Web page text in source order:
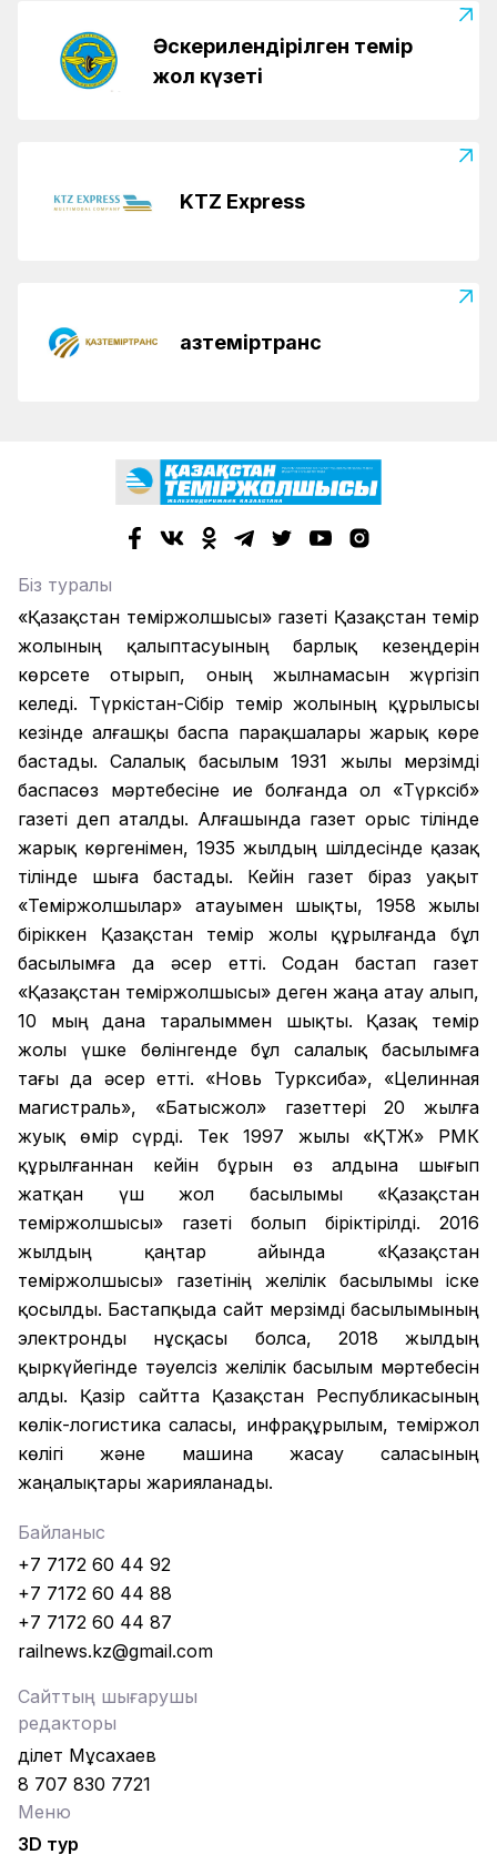
Әскерилендірілген темір
жол күзеті
KTZ Express
Қазтеміртранс
Біз туралы
«Қазақстан теміржолшысы» газеті Қазақстан темір
жолының қалыптасуының барлық кезеңдерін
көрсете отырып, оның жылнамасын жүргізіп
келеді. Түркістан-Сібір темір жолының құрылысы
кезінде алғашқы баспа парақшалары жарық көре
бастады. Салалық басылым 1931 жылы мерзімді
баспасөз мәртебесіне ие болғанда ол «Түрксіб»
газеті деп аталды. Алғашында газет орыс тілінде
жарық көргенімен, 1935 жылдың шілдесінде қазақ
тілінде шыға бастады. Кейін газет біраз уақыт
«Теміржолшылар» атауымен шықты, 1958 жылы
біріккен Қазақстан темір жолы құрылғанда бұл
басылымға да әсер етті. Содан бастап газет
«Қазақстан теміржолшысы» деген жаңа атау алып,
10 мың дана таралыммен шықты. Қазақ темір
жолы үшке бөлінгенде бұл салалық басылымға
тағы да әсер етті. «Новь Турксиба», «Целинная
магистраль», «Батысжол» газеттері 20 жылға
жуық өмір сүрді. Тек 1997 жылы «ҚТЖ» РМК
құрылғаннан кейін бұрын өз алдына шығып
жатқан үш жол басылымы «Қазақстан
теміржолшысы» газеті болып біріктірілді. 2016
жылдың қаңтар айында «Қазақстан
теміржолшысы» газетінің желілік басылымы іске
қосылды. Бастапқыда сайт мерзімді басылымының
электронды нұсқасы болса, 2018 жылдың
қыркүйегінде тәуелсіз желілік басылым мәртебесін
алды. Қазір сайтта Қазақстан Республикасының
көлік-логистика саласы, инфрақұрылым, теміржол
көлігі және машина жасау саласының
жаңалықтары жарияланады.
Байланыс
+7 7172 60 44 92
+7 7172 60 44 88
+7 7172 60 44 87
railnews.kz@gmail.com
Сайттың шығарушы
редакторы
Әділет Мұсахаев
8 707 830 7721
Меню
3D тур